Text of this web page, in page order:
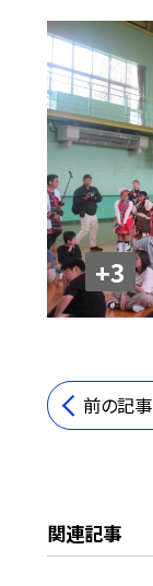
+3
前の記事
関連記事